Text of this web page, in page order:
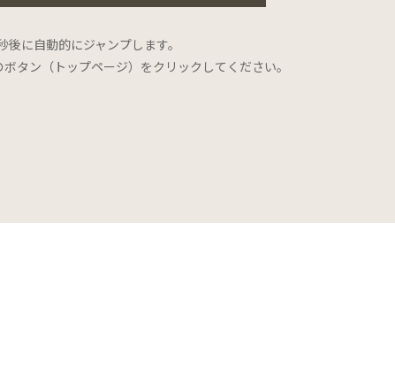
に自動的にジャンプします。
タン（トップページ）をクリックしてください。